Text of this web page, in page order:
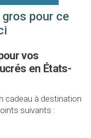
pour ce
vos
en États-
cadeau à destination
suivants :